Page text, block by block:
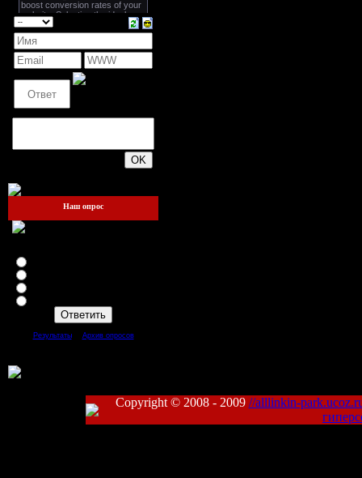
Наш опрос
Результаты· Архив опросов]
Copyright © 2008 - 2009 //alllinkin-